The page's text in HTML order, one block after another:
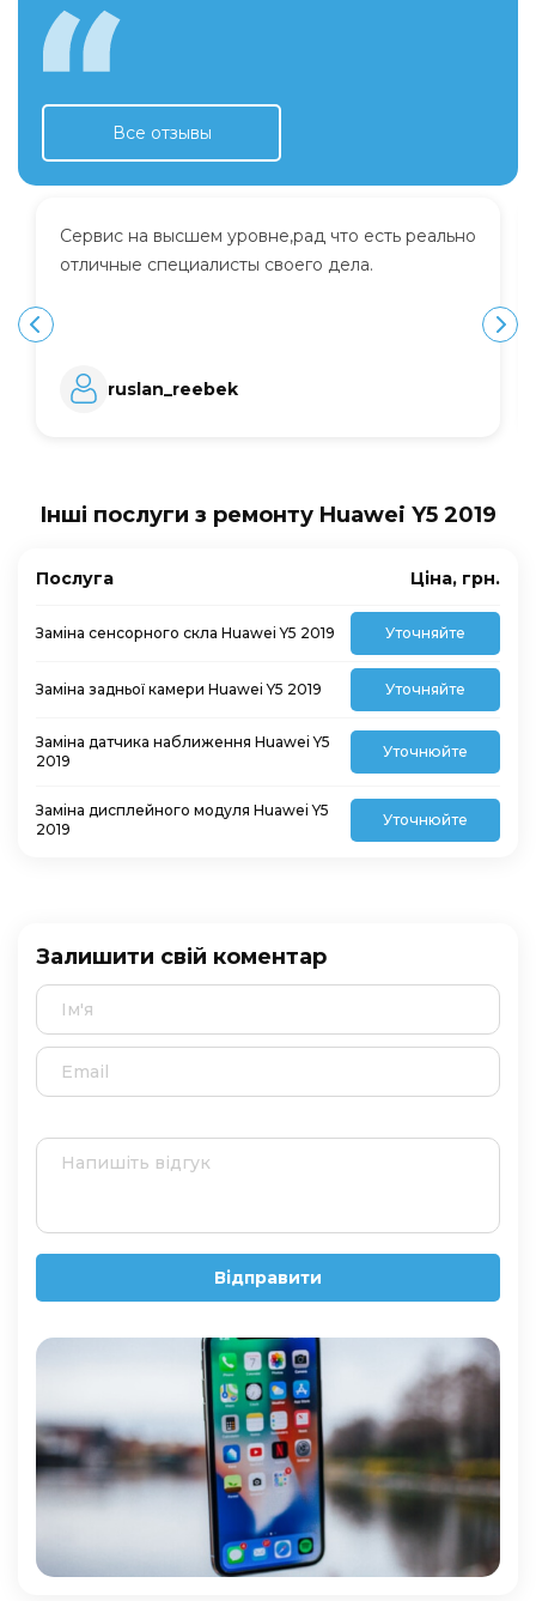
Все отзывы
Сервис на высшем уровне,рад что есть реально
отличные специалисты своего дела.
ruslan_reebek
Інші послуги з ремонту Huawei Y5 2019
Послуга Ціна, грн.
Заміна сенсорного скла Huawei Y5 2019 Уточняйте
Заміна задньої камери Huawei Y5 2019 Уточняйте
Заміна датчика наближення Huawei Y5
2019
Уточнюйте
Заміна дисплейного модуля Huawei Y5
2019
Уточнюйте
Залишити свій коментар
Відправити